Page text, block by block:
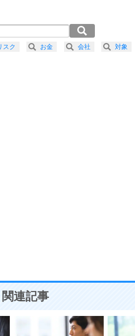
きい人は、怒りを優しさで表現する。
大切。
分23秒）
分6秒）
秒）
スク お金 会社 対象
関連記事